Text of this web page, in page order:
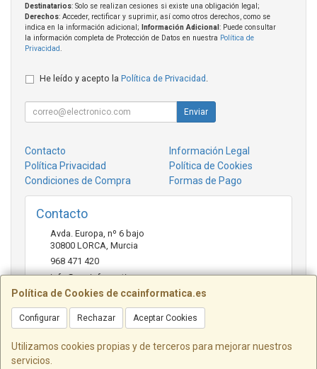
Política de Cookies de ccainformatica.es
Configurar Rechazar Aceptar Cookies
Utilizamos cookies propias y de terceros para mejorar nuestros
servicios.
Destinatarios: Solo se realizan cesiones si existe una obligación legal;
Derechos: Acceder, rectificar y suprimir, así como otros derechos, como se
indica en la información adicional;
Información Adicional : Puede consultar
la información completa de Protección de Datos en nuestra Política de
Privacidad
He leído y acepto la Política de Privacidad
Enviar
Contacto
Información Legal
Política Privacidad
Política de Cookies
Condiciones de Compra
Formas de Pago
Contacto
Avda. Europa, nº 6 bajo
30800 LORCA Murcia
968 471 420
info@ccainformatica.es
Horario
L-V: 9:30 h a 14 h - 16:30 h a 20:30 h - Sab: 10 h a 14 h